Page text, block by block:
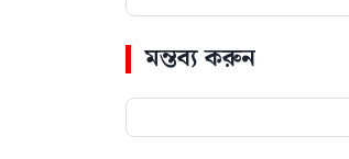
মন্তব্য করুন